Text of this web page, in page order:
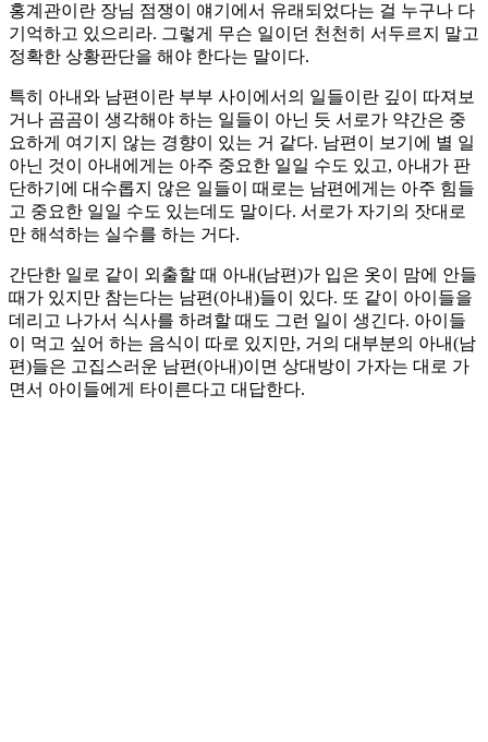
홍계관이란 장님 점쟁이 얘기에서 유래되었다는 걸 누구나 다
기억하고 있으리라. 그렇게 무슨 일이던 천천히 서두르지 말고
정확한 상황판단을 해야 한다는 말이다.
특히 아내와 남편이란 부부 사이에서의 일들이란 깊이 따져보
거나 곰곰이 생각해야 하는 일들이 아닌 듯 서로가 약간은 중
요하게 여기지 않는 경향이 있는 거 같다. 남편이 보기에 별 일
아닌 것이 아내에게는 아주 중요한 일일 수도 있고, 아내가 판
단하기에 대수롭지 않은 일들이 때로는 남편에게는 아주 힘들
고 중요한 일일 수도 있는데도 말이다. 서로가 자기의 잣대로
만 해석하는 실수를 하는 거다.
간단한 일로 같이 외출할 때 아내(남편)가 입은 옷이 맘에 안들
때가 있지만 참는다는 남편(아내)들이 있다. 또 같이 아이들을
데리고 나가서 식사를 하려할 때도 그런 일이 생긴다. 아이들
이 먹고 싶어 하는 음식이 따로 있지만, 거의 대부분의 아내(남
편)들은 고집스러운 남편(아내)이면 상대방이 가자는 대로 가
면서 아이들에게 타이른다고 대답한다.